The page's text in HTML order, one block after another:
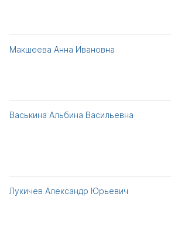
Макшеева Анна Ивановна
Васькина Альбина Васильевна
Лукичев Александр Юрьевич